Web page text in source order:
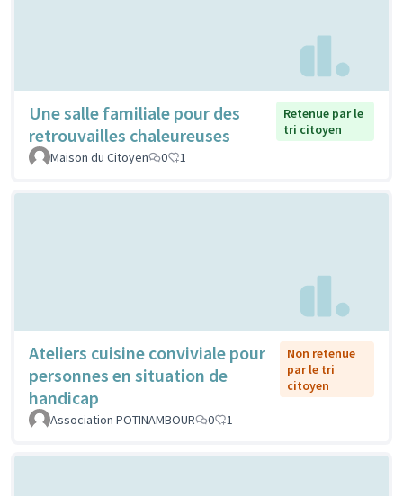
Une salle familiale pour des
retrouvailles chaleureuses
Retenue par le
tri citoyen
Maison du Citoyen
0 1
Ateliers cuisine conviviale pour
personnes en situation de
handicap
Non retenue
par le tri
citoyen
Association POTINAMBOUR 0 1